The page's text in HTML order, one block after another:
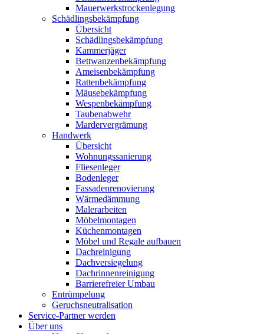
Mauerwerkstrockenlegung
Schädlingsbekämpfung
Übersicht
Schädlingsbekämpfung
Kammerjäger
Bettwanzenbekämpfung
Ameisenbekämpfung
Rattenbekämpfung
Mäusebekämpfung
Wespenbekämpfung
Taubenabwehr
Mardervergrämung
Handwerk
Übersicht
Wohnungssanierung
Fliesenleger
Bodenleger
Fassadenrenovierung
Wärmedämmung
Malerarbeiten
Möbelmontagen
Küchenmontagen
Möbel und Regale aufbauen
Dachreinigung
Dachversiegelung
Dachrinnenreinigung
Barrierefreier Umbau
Entrümpelung
Geruchsneutralisation
Service-Partner werden
Über uns